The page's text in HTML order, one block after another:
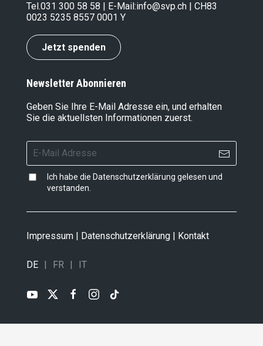
Tel.031 300 58 58 | E-Mail:info@svp.ch | CH83
0023 5235 8557 0001 Y
Jetzt spenden
Newsletter Abonnieren
Geben Sie Ihre E-Mail Adresse ein, und erhalten
Sie die aktuellsten Informationen zuerst.
Ich habe die Datenschutzerklärung gelesen und
verstanden.
Impressum | Datenschutzerklärung | Kontakt
DE FR IT